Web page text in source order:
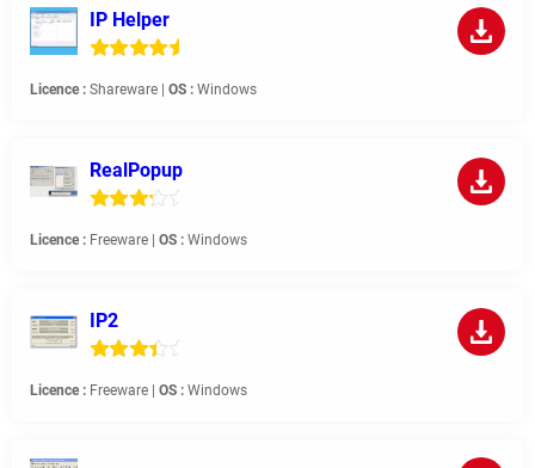
IP Helper
Licence : Shareware | OS : Windows
RealPopup
Licence : Freeware | OS : Windows
IP2
Licence : Freeware | OS : Windows